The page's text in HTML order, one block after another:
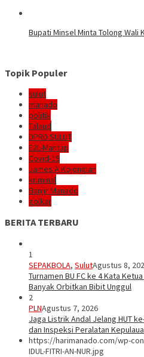
Bupati Minsel Minta Tolong
Topik Populer
sulut
manado
politik
Talaud
DPRD SULUT
E2L-Mantap
Covid-19
James A Kojongian
kriminal
Banjir Manado
golkar
BERITA TERBARU
1
SEPAKBOLA, SulutAgustus 8,
Turnamen BU FC ke 4 Kata
Banyak Orbitkan Bibit Unggul
2
PLNAgustus 7, 2026
Jaga Listrik Andal Jelang HUT
dan Inspeksi Peralatan
https://harimanado.com/wp-
IDUL-FITRI-AN-NUR.jpg